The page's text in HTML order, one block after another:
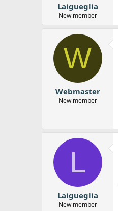
Laigueglia
New member
W
Webmaster
New member
L
Laigueglia
New member